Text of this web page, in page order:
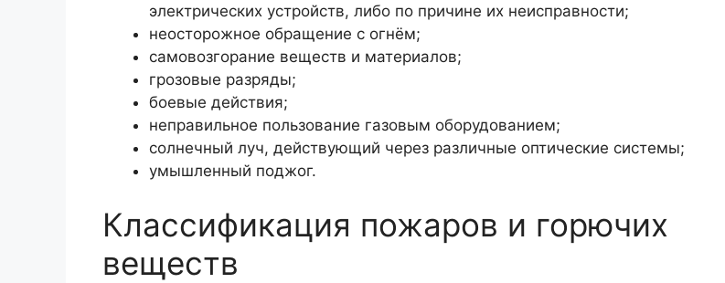
электрических устройств, либо по причине их неисправности;
неосторожное обращение с огнём;
самовозгорание веществ и материалов;
грозовые разряды;
боевые действия;
неправильное пользование газовым оборудованием;
солнечный луч, действующий через различные оптические системы;
умышленный поджог.
Классификация пожаров и горючих
веществ